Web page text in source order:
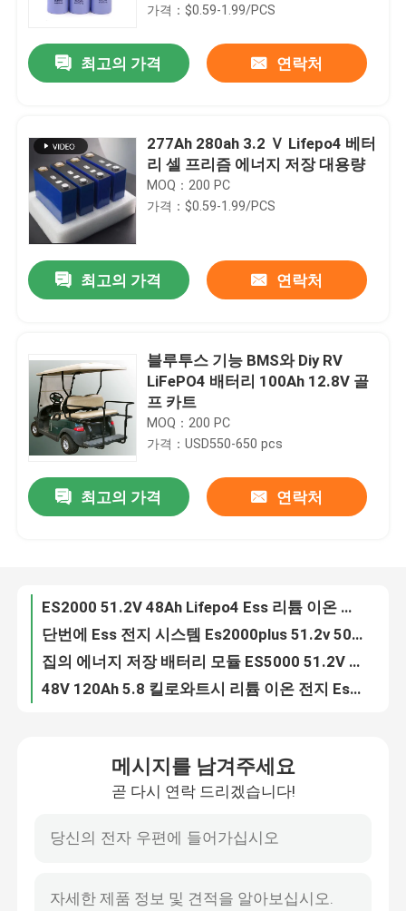
집
제품
우리에 대하여
품질 관리
연락주세요
lifepo4 베터리 셀
3.2v Lifepo4 배터리
12V lifepo4 배터리
가격：$0.59-1.99/PCS
최고의 가격 연락처
277Ah 280ah 3.2 Ｖ Lifepo4 베터
리 셀 프리즘 에너지 저장 대용량
MOQ：200 PC
가격：$0.59-1.99/PCS
최고의 가격 연락처
블루투스 기능 BMS와 Diy RV
LiFePO4 배터리 100Ah 12.8V 골
프 카트
MOQ：200 PC
가격：USD550-650 pcs
최고의 가격 연락처
마른 야영 12.8V 100Ah를 위한 인버터 RV LiFePO4 전지 리튬 이온
Rc Lifepo4 오토바이 배터리 골프 카트 리튬 에너지 저장 배터리 12.8V 200Ah 55ah
레크리에이션용 차량을 위한 업 LFP 12.8V 240Ah 600a의 재충전이 가능한 RV Lifepo4 배터리
모터홈을 위한 골프 카트 RV LiFePO4 배터리 200ah 12.8V 24V 100Ah 400ah 500ah 1280Wh LFP BMS
메시지를 남겨주세요
곧 다시 연락 드리겠습니다!